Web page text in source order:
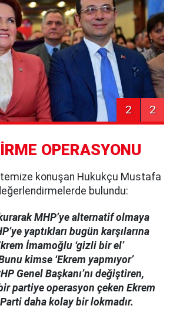
2 2
OPERASYONU
konuşan Hukukçu Mustafa
bulundu:
MHP’ye alternatif olmaya
yaptıkları bugün karşılarına
İmamoğlu ‘gizli bir el’
kimse ‘Ekrem yapmıyor’
Genel Başkanı’nı değiştiren,
partiye operasyon çeken Ekrem
daha kolay bir lokmadır.